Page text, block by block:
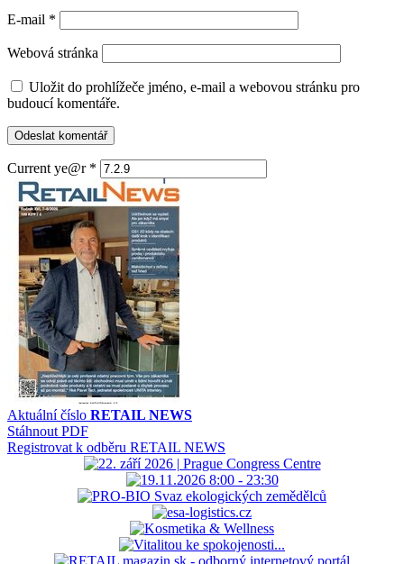
E-mail *
Webová stránka
Uložit do prohlížeče jméno, e-mail a webovou stránku pro
budoucí komentáře.
Current ye@r *
Aktuální číslo RETAIL NEWS
Stáhnout PDF
Registrovat k odběru RETAIL NEWS